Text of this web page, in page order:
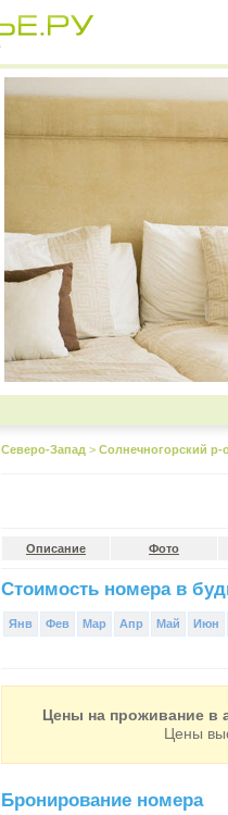
Северо-Запад > Солнечногорский р-
Описание Фото
Стоимость номера в
Янв Фев Мар Апр Май Июн
Цены на проживание в
Цены
Бронирование номера